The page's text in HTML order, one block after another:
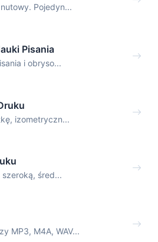
Pojedyn...
Pisania
i obryso...
izometryczn...
śred...
MP3, M4A, WAV...